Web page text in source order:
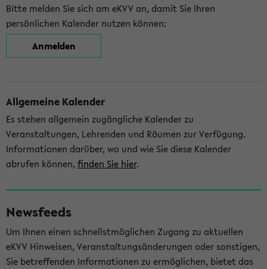
Bitte melden Sie sich am eKVV an, damit Sie Ihren
persönlichen Kalender nutzen können:
Anmelden
Allgemeine Kalender
Es stehen allgemein zugängliche Kalender zu
Veranstaltungen, Lehrenden und Räumen zur Verfügung.
Informationen darüber, wo und wie Sie diese Kalender
abrufen können, finden Sie hier.
Newsfeeds
Um Ihnen einen schnellstmöglichen Zugang zu aktuellen
eKVV Hinweisen, Veranstaltungsänderungen oder sonstigen,
Sie betreffenden Informationen zu ermöglichen, bietet das